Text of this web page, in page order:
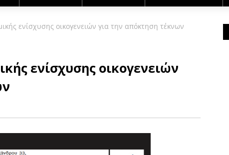
ενίσχυσης οικογενειών για την απόκτηση τέκνων
ενίσχυσης οικογενειών